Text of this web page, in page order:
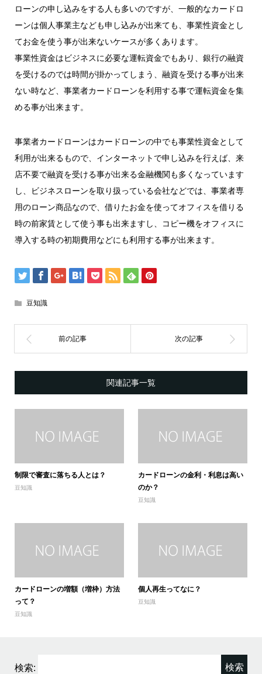
ローンの申し込みをする人も多いのですが、一般的なカードロ
ーンは個人事業主なども申し込みが出来ても、事業性資金とし
てお金を使う事が出来ないケースが多くあります。
事業性資金はビジネスに必要な運転資金でもあり、銀行の融資
を受けるのでは時間が掛かってしまう、融資を受ける事が出来
ない時など、事業者カードローンを利用する事で運転資金を集
める事が出来ます。
事業者カードローンはカードローンの中でも事業性資金として
利用が出来るもので、インターネットで申し込みを行えば、来
店不要で融資を受ける事が出来る金融機関も多くなっています
し、ビジネスローンを取り扱っている会社などでは、事業者専
用のローン商品なので、借りたお金を使ってオフィスを借りる
時の前家賃として使う事も出来ますし、コピー機をオフィスに
導入する時の初期費用などにも利用する事が出来ます。
豆知識
関連記事一覧
制限で審査に落ちる人とは？
豆知識
カードローンの金利・利息は高い
のか？
豆知識
カードローンの増額（増枠）方法
って？
豆知識
個人再生ってなに？
豆知識
検索: